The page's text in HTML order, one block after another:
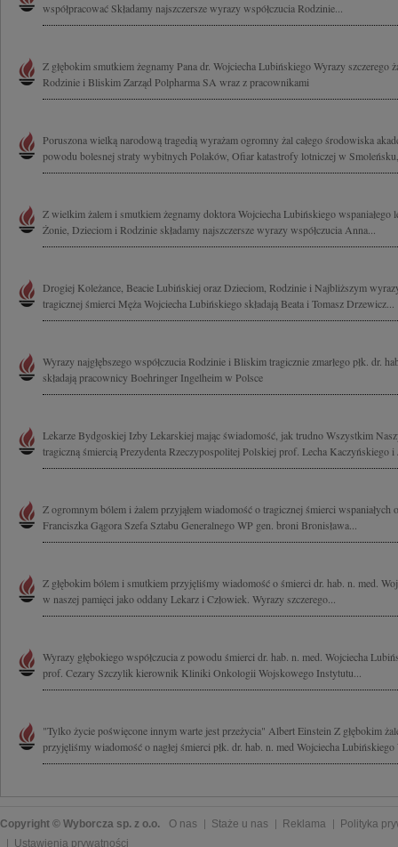
współpracować Składamy najszczersze wyrazy współczucia Rodzinie...
Z głębokim smutkiem żegnamy Pana dr. Wojciecha Lubińskiego Wyrazy szczerego
Rodzinie i Bliskim Zarząd Polpharma SA wraz z pracownikami
Poruszona wielką narodową tragedią wyrażam ogromny żal całego środowiska
powodu bolesnej straty wybitnych Polaków, Ofiar katastrofy lotniczej w
Z wielkim żalem i smutkiem żegnamy doktora Wojciecha Lubińskiego wspaniałego
Żonie, Dzieciom i Rodzinie składamy najszczersze wyrazy współczucia Anna...
Drogiej Koleżance, Beacie Lubińskiej oraz Dzieciom, Rodzinie i Najbliższym
tragicznej śmierci Męża Wojciecha Lubińskiego składają Beata i Tomasz Drzewicz...
Wyrazy najgłębszego współczucia Rodzinie i Bliskim tragicznie zmarłego płk. dr.
składają pracownicy Boehringer Ingelheim w Polsce
Lekarze Bydgoskiej Izby Lekarskiej mając świadomość, jak trudno Wszystkim
tragiczną śmiercią Prezydenta Rzeczypospolitej Polskiej prof. Lecha Kaczyńskiego i
Z ogromnym bólem i żalem przyjąłem wiadomość o tragicznej śmierci
Franciszka Gągora Szefa Sztabu Generalnego WP gen. broni Bronisława...
Z głębokim bólem i smutkiem przyjęliśmy wiadomość o śmierci dr. hab. n. med.
w naszej pamięci jako oddany Lekarz i Człowiek. Wyrazy szczerego...
Wyrazy głębokiego współczucia z powodu śmierci dr. hab. n. med. Wojciecha
prof. Cezary Szczylik kierownik Kliniki Onkologii Wojskowego Instytutu...
"Tylko życie poświęcone innym warte jest przeżycia" Albert Einstein Z głębokim
przyjęliśmy wiadomość o nagłej śmierci płk. dr. hab. n. med Wojciecha Lubińskiego
Copyright © Wyborcza sp. z o.o. O nas Staże u nas Reklama
Polityka
Ustawienia prywatności